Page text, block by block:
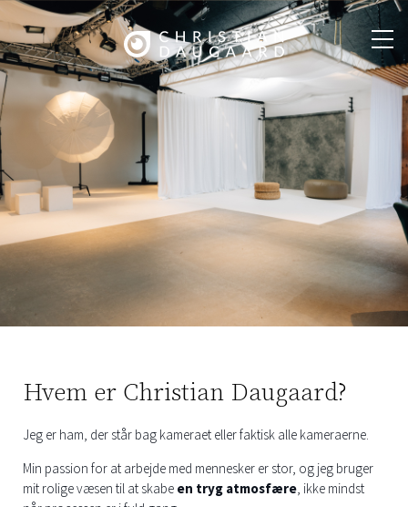
Hvem er Christian Daugaard?
Jeg er ham, der står bag kameraet eller faktisk alle kameraerne.
Min passion for at arbejde med mennesker er stor, og jeg bruger
mit rolige væsen til at skabe en tryg atmosfære , ikke mindst